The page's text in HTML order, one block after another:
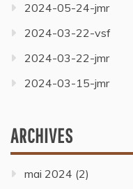
2024-05-24-jmr
2024-03-22-vsf
2024-03-22-jmr
2024-03-15-jmr
ARCHIVES
mai 2024 (2)